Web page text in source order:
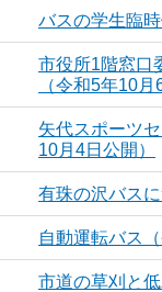
バスの学生臨
市役所1階窓口
（令和5年10月
矢代スポーツ
10月4日公開）
有珠の沢バス
自動運転バス
市道の草刈と